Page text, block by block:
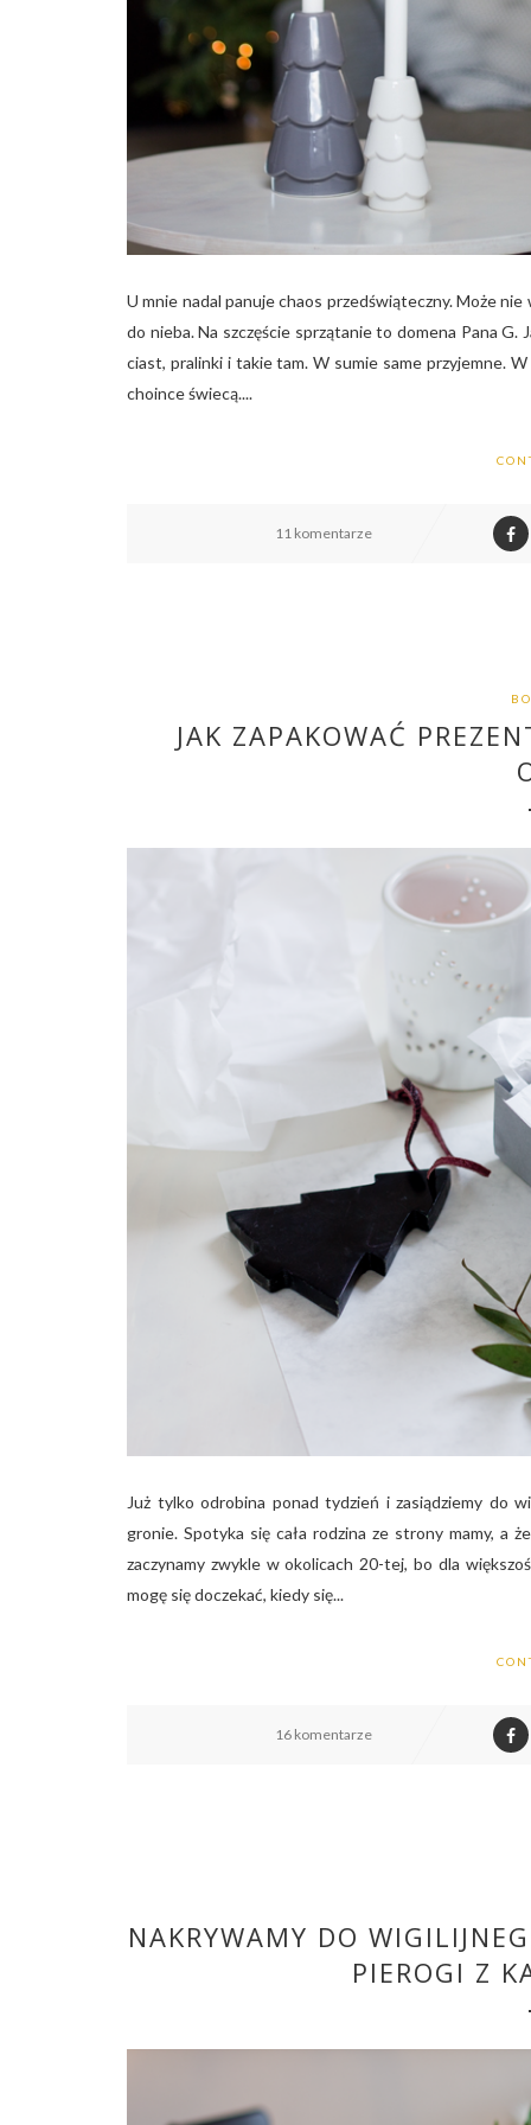
U mnie nadal panuje chaos przedświąteczny. Może
do nieba. Na szczęście sprzątanie to domena Pana
ciast, pralinki i takie tam. W sumie same przyjemne.
choince świecą....
11 komentarze
JAK ZAPAKOWAĆ
Już tylko odrobina ponad tydzień i zasiądziemy do
gronie. Spotyka się cała rodzina ze strony mamy,
zaczynamy zwykle w okolicach 20-tej, bo dla
mogę się doczekać, kiedy się...
16 komentarze
NAKRYWAMY DO
PIEROGI Z